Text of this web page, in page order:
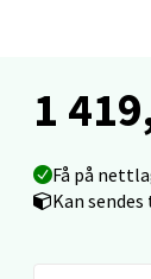
1
Få på
Kan
Åpent i
0 i butikk